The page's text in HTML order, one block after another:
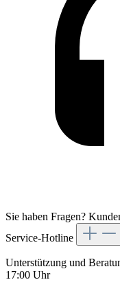
Sie haben Fragen?
Service-Hotline
Unterstützung und
17:00 Uhr